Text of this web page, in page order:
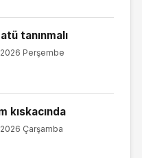
tanınmalı
Perşembe
kıskacında
Çarşamba